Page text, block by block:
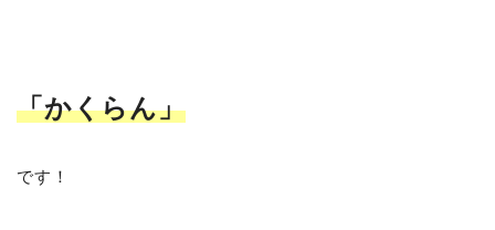
「かくらん」
です！